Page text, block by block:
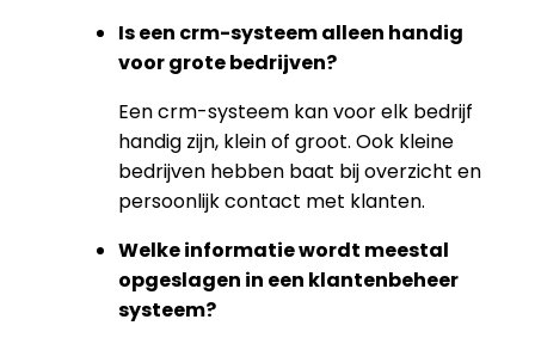
Is een crm-systeem alleen handig
voor grote bedrijven?
Een crm-systeem kan voor elk bedrijf
handig zijn, klein of groot. Ook kleine
bedrijven hebben baat bij overzicht en
persoonlijk contact met klanten.
Welke informatie wordt meestal
opgeslagen in een klantenbeheer
systeem?